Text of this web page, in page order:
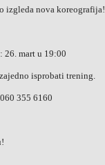
izgleda nova koreografija!
26. mart u 19:00
isprobati trening.
355 6160